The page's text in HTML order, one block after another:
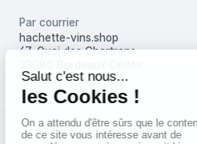
Par courrier
hachette-vins.shop
67, Quai des Chartrons